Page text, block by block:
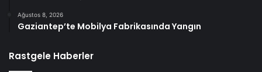
Ağustos 8, 2026
Gaziantep’te Mobilya Fabrikasında Yangın
Rastgele Haberler